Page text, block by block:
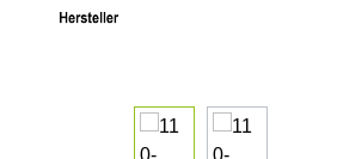
Bildergalerie überspringen